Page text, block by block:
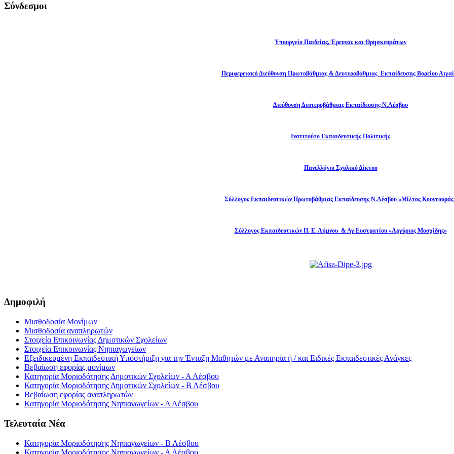
Σύνδεσμοι
Υπουργείο Παιδείας, Έρευνας και Θρησκευμάτων
Περιφερειακή Διεύθυνση Πρωτοβάθμιας & Δευτεροβάθμιας Εκπαίδευσης Βορείου
Διεύθυνση Δευτεροβάθμιας Εκπαίδευσης Ν.Λέσβου
Ινστιτούτο Εκπαιδευτικής Πολιτικής
Πανελλήνιο Σχολικό Δίκτυο
Σύλλογος Εκπαιδευτικών Πρωτοβάθμιας Εκπαίδευσης Ν.Λέσβου «Μίλτος
Σύλλογος Εκπαιδευτικών Π. Ε. Λήμνου & Αγ.Ευστρατίου «Αργύριος Μοσχίδης»
Δημοφιλή
Μισθοδοσία Μονίμων
Μισθοδοσία αναπληρωτών
Στοιχεία Επικοινωνίας Δημοτικών Σχολείων
Στοιχεία Επικοινωνίας Νηπιαγωγείων
Εξειδικευμένη Εκπαιδευτική Υποστήριξη για την Ένταξη Μαθητών με Αναπηρία ή / και Eιδικές Εκπαιδευτικές Ανάγκες
Βεβαίωση εφορίας μονίμων
Κατηγορία Μοριοδότησης Δημοτικών Σχολείων - Α Λέσβου
Κατηγορία Μοριοδότησης Δημοτικών Σχολείων - Β Λέσβου
Βεβαίωση εφορίας αναπληρωτών
Κατηγορία Μοριοδότησης Νηπιαγωγείων - Α Λέσβου
Τελευταία Νέα
Κατηγορία Μοριοδότησης Νηπιαγωγείων - Β Λέσβου
Κατηγορία Μοριοδότησης Νηπιαγωγείων - Α Λέσβου